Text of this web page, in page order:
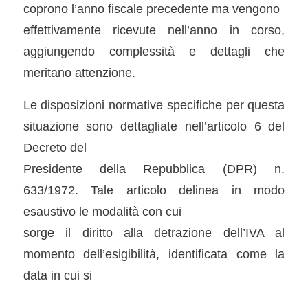
coprono l’anno fiscale precedente ma vengono
effettivamente ricevute nell’anno in corso,
aggiungendo complessità e dettagli che
meritano attenzione.
Le disposizioni normative specifiche per questa
situazione sono dettagliate nell’articolo 6 del
Decreto del
Presidente della Repubblica (DPR) n.
633/1972. Tale articolo delinea in modo
esaustivo le modalità con cui
sorge il diritto alla detrazione dell’IVA al
momento dell’esigibilità, identificata come la
data in cui si